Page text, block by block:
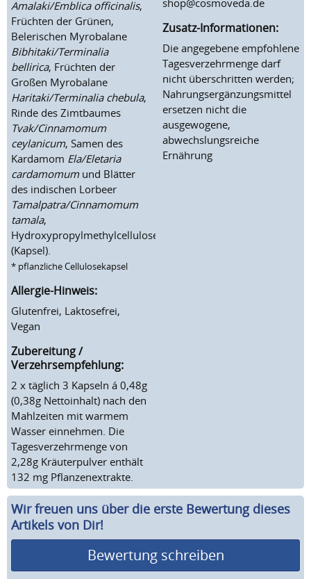
Amalaki/Emblica officinalis,
Früchten der Grünen,
Belerischen Myrobalane
Bibhitaki/Terminalia
bellirica, Früchten der
Großen Myrobalane
Haritaki/Terminalia chebula,
Rinde des Zimtbaumes
Tvak/Cinnamomum
ceylanicum, Samen des
Kardamom Ela/Eletaria
cardamomumund Blätter
des indischen Lorbeer
Tamalpatra/Cinnamomum
tamala,
Hydroxypropylmethylcellulose*
(Kapsel).
* pflanzliche Cellulosekapsel
Allergie-Hinweis:
Glutenfrei, Laktosefrei,
Vegan
Zubereitung /
Verzehrsempfehlung:
2 x täglich 3 Kapseln á 0,48g
(0,38g Nettoinhalt) nach den
Mahl­zeiten mit warmem
Wasser einnehmen. Die
Tagesverzehrmenge von
2,28g Kräuterpulver enthält
132 mg Pflanzenextrakte.
Zusatz-Informationen:
Die angegebene empfohlene
Tagesverzehrmenge darf
nicht überschritten werden;
Nahrungsergänzungsmittel
ersetzen nicht die
ausgewogene,
abwechslungsreiche
Ernährung
Wir freuen uns über die erste Bewertung dieses
Artikels von Dir!
Bewertung schreiben